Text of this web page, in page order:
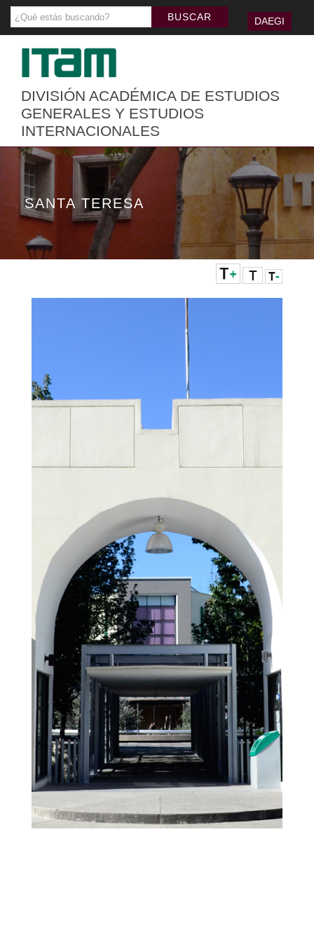
DAEGI
DIVISIÓN ACADÉMICA DE ESTUDIOS
GENERALES Y ESTUDIOS
INTERNACIONALES
SANTA TERESA